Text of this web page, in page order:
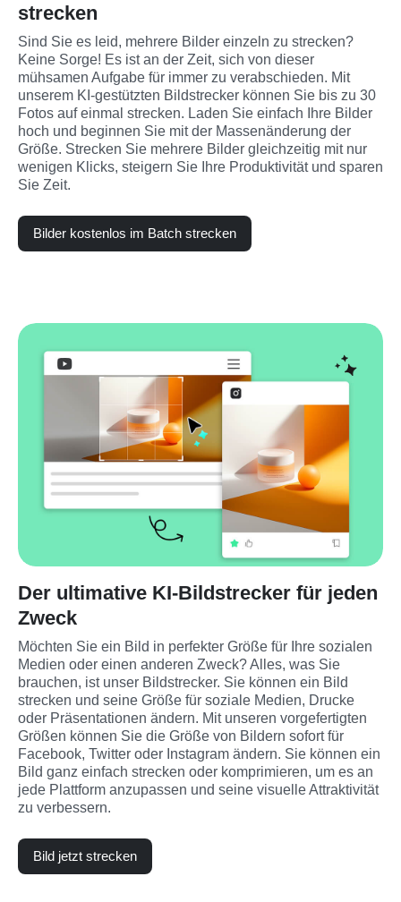
strecken
Sind Sie es leid, mehrere Bilder einzeln zu strecken?
Keine Sorge! Es ist an der Zeit, sich von dieser
mühsamen Aufgabe für immer zu verabschieden. Mit
unserem KI-gestützten Bildstrecker können Sie bis zu 30
Fotos auf einmal strecken. Laden Sie einfach Ihre Bilder
hoch und beginnen Sie mit der Massenänderung der
Größe. Strecken Sie mehrere Bilder gleichzeitig mit nur
wenigen Klicks, steigern Sie Ihre Produktivität und sparen
Sie Zeit.
Bilder kostenlos im Batch strecken
Der ultimative KI-Bildstrecker für jeden
Zweck
Möchten Sie ein Bild in perfekter Größe für Ihre sozialen
Medien oder einen anderen Zweck? Alles, was Sie
brauchen, ist unser Bildstrecker. Sie können ein Bild
strecken und seine Größe für soziale Medien, Drucke
oder Präsentationen ändern. Mit unseren vorgefertigten
Größen können Sie die Größe von Bildern sofort für
Facebook, Twitter oder Instagram ändern. Sie können ein
Bild ganz einfach strecken oder komprimieren, um es an
jede Plattform anzupassen und seine visuelle Attraktivität
zu verbessern.
Bild jetzt strecken